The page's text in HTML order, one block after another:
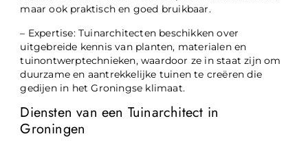
maar ook praktisch en goed bruikbaar.
– Expertise: Tuinarchitecten beschikken over
uitgebreide kennis van planten, materialen en
tuinontwerptechnieken, waardoor ze in staat zijn om
duurzame en aantrekkelijke tuinen te creëren die
gedijen in het Groningse klimaat.
Diensten van een Tuinarchitect in
Groningen